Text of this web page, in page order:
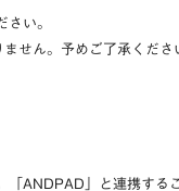
い。
せん。予めご了承くださ
「ANDPAD」と連携する